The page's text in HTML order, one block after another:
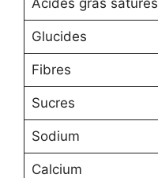
Glucides
Fibres
Sucres
Sodium
Calcium